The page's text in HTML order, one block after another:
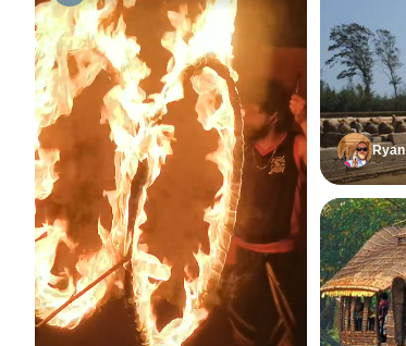
Ryan